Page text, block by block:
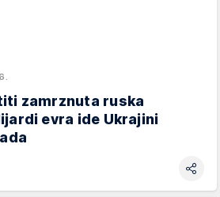
zamrznuta ruska
evra ide Ukrajini